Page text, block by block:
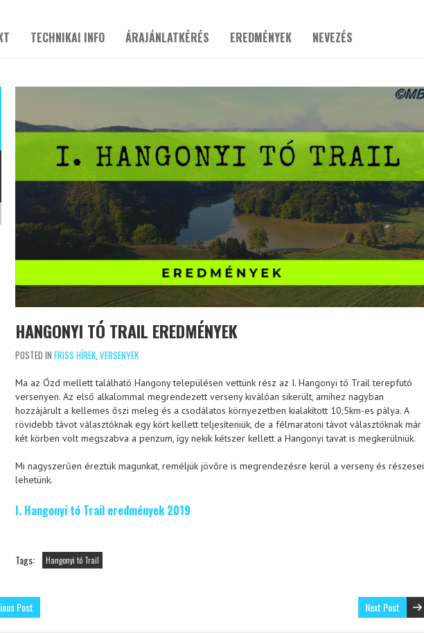
TECHNIKAI INFO ÁRAJÁNLATKÉRÉS EREDMÉNYEK NEVEZÉS
HANGONYI TÓ TRAIL EREDMÉNYEK
POSTED IN FRISS HÍREK VERSENYEK
Ma az Ózd mellett található Hangony településen vettünk rész az I. Hangonyi tó Trail terepfutó
versenyen. Az első alkalommal megrendezett verseny kiválóan sikerült, amihez nagyban
hozzájárult a kellemes őszi meleg és a csodálatos környezetben kialakított 10,5km-es pálya. A
rövidebb távot választóknak egy kört kellett teljesíteniük, de a félmaratoni távot választóknak már
két körben volt megszabva a penzum, így nekik kétszer kellett a Hangonyi tavat is megkerülniük.
Mi nagyszerűen éreztük magunkat, reméljük jövőre is megrendezésre kerül a verseny és részesei
lehetünk.
I. Hangonyi tó Trail eredmények 2019
Tags: Hangonyi tó Trail
Post Next Post